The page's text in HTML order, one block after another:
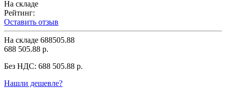
На складе
Рейтинг:
Оставить отзыв
На складе 688505.88
688 505.88 р.
Без НДС: 688 505.88 р.
Нашли дешевле?